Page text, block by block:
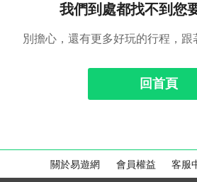
我們到處都找不到您
別擔心，還有更多好玩的行程，跟
回首頁
關於易遊網 會員權益 客服